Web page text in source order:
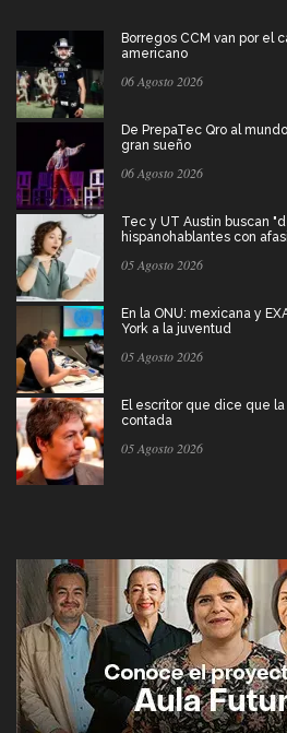
Borregos CCM van por el
americano
06 Agosto 2026
De PrepaTec Qro al
gran sueño
06 Agosto 2026
Tec y UT Austin buscan
hispanohablantes con
05 Agosto 2026
En la ONU: mexicana y
York a la juventud
05 Agosto 2026
El escritor que dice que
contada
05 Agosto 2026